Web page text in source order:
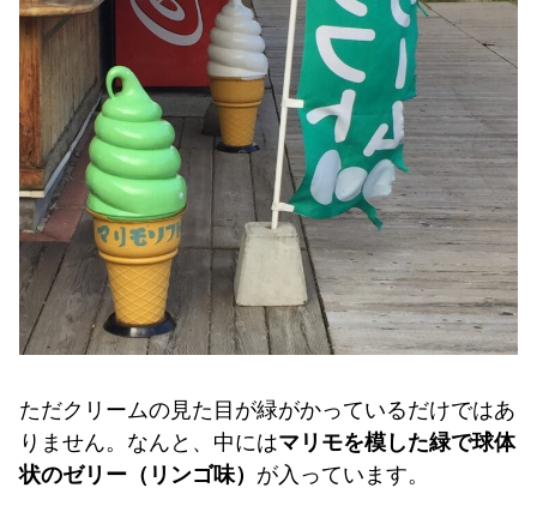
ただクリームの見た目が緑がかっているだけではあ
りません。なんと、中にはマリモを模した緑で球体
状のゼリー（リンゴ味） が入っています。